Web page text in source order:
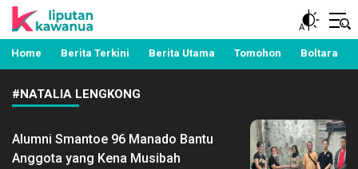
Liputan Kawanua
Berita Manado, Sulawesi Utara, Kawanua, Politik,
Pemerintahan, Hukum Kriminal dan Nasional
Home Berita Terkini Berita Utama Tomohon Boltara
#NATALIA LENGKONG
Alumni Smantoe 96 Manado Bantu
Anggota yang Kena Musibah